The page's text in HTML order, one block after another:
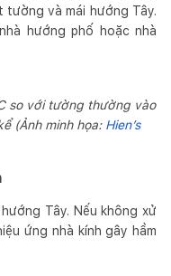
tường và mái hướng Tây.
hướng phố hoặc nhà
so với tường thường vào
(Ảnh minh họa: Hien’s
Tây. Nếu không xử
ứng nhà kính gây hầm